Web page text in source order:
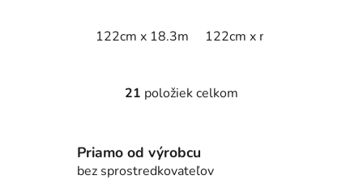
122cm x 18.3m 122cm x m
O
á
d
21 položiek celkom
Priamo od výrobcu
bez sprostredkovateľov